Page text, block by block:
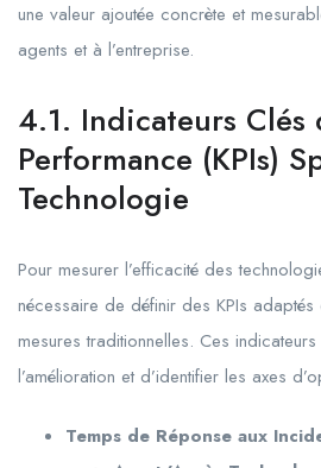
une valeur ajoutée concrète et
agents et à l’entreprise.
4.1. Indicateurs Clés
Performance (KPIs)
Technologie
Pour mesurer l’efficacité des
nécessaire de définir des KPIs
mesures traditionnelles. Ces
l’amélioration et d’identifier les axes
Temps de Réponse aux